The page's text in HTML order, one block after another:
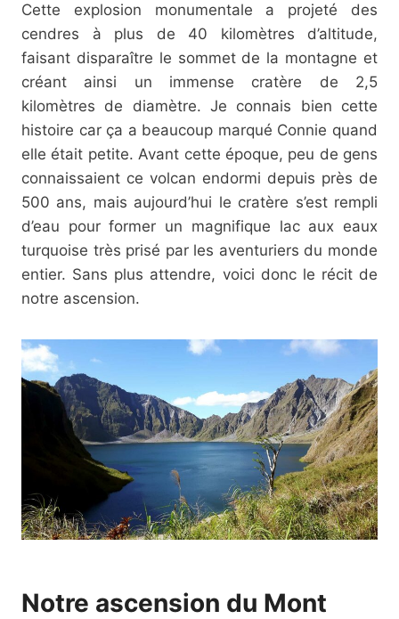
Cette explosion monumentale a projeté des
cendres à plus de 40 kilomètres d’altitude,
faisant disparaître le sommet de la montagne et
créant ainsi un immense cratère de 2,5
kilomètres de diamètre. Je connais bien cette
histoire car ça a beaucoup marqué Connie quand
elle était petite. Avant cette époque, peu de gens
connaissaient ce volcan endormi depuis près de
500 ans, mais aujourd’hui le cratère s’est rempli
d’eau pour former un magnifique lac aux eaux
turquoise très prisé par les aventuriers du monde
entier. Sans plus attendre, voici donc le récit de
notre ascension.
Notre ascension du Mont